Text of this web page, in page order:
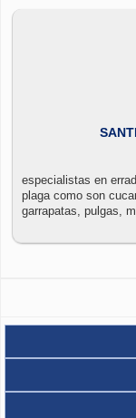
especialistas en
plaga como son
garrapatas, pulgas, moscas y cualquier otro tipo
alimentos,